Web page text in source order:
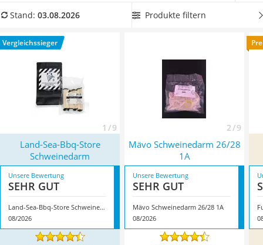
MCT-Öl
Erythrit
Müsli ohne Zuckerzusatz
Vergleichstabelle, um viele Würste herauszubekommen.
ModellLand-Sea-Bbq-Store Schweinedarm
Eigenschaften.
Stand: 03.08.2026 Produkte filtern
Vergleichssieger
1 / 9 2 / 9
Land-Sea-Bbq-Store
Schweinedarm
Mävo Schweinedarm 26/28
1A
Unsere Bewertung
SEHR GUT
Land-Sea-Bbq-Store Schweinedarm
08/2026
Unsere Bewertung
SEHR GUT
Mävo Schweinedarm 26/28 1A
08/2026